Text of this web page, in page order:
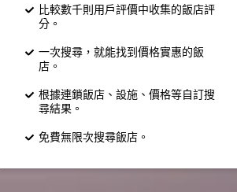
比較數千則用戶評價中收集的飯店評
分。
一次搜尋，就能找到價格實惠的飯
店。
根據連鎖飯店、設施、價格等自訂搜
尋結果。
免費無限次搜尋飯店。